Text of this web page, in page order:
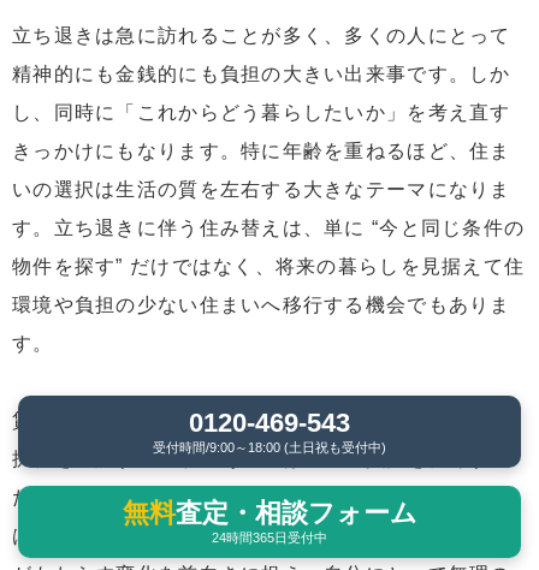
立ち退きは急に訪れることが多く、多くの人にとって
精神的にも金銭的にも負担の大きい出来事です。しか
し、同時に「これからどう暮らしたいか」を考え直す
きっかけにもなります。特に年齢を重ねるほど、住ま
いの選択は生活の質を左右する大きなテーマになりま
す。立ち退きに伴う住み替えは、単に “今と同じ条件の
物件を探す” だけではなく、将来の暮らしを見据えて住
環境や負担の少ない住まいへ移行する機会でもありま
す。
賃貸で暮らし続けるのか、思い切って持ち家という選
択肢を検討するのか、あるいは現在の負担を軽くする
ために住まいの形を変えていくのか。こうした判断
は、人によって最適解が大きく異なります。立ち退き
0120-469-543
受付時間/9:00～18:00 (土日祝も受付中)
無料査定・相談フォーム
24時間365日受付中